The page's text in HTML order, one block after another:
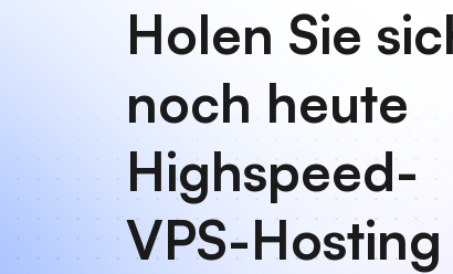
Holen Sie
noch heute
Highspeed-
VPS-